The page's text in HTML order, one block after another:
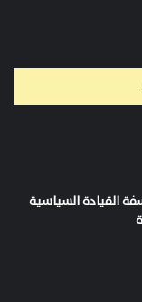
القيادة السياسية